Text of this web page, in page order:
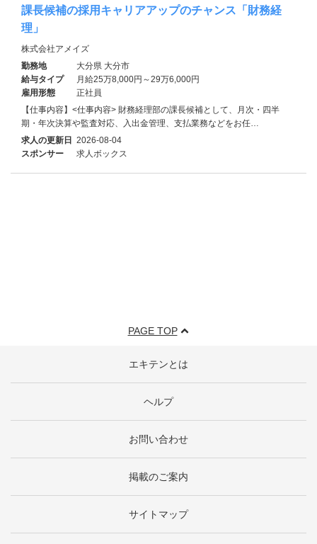
課長候補の採用キャリアアップのチャンス「財務経
理」
株式会社アメイズ
勤務地
大分県 大分市
給与タイプ
月給25万8,000円～29万6,000円
雇用形態
正社員
【仕事内容】<仕事内容> 財務経理部の課長候補として、月次・四半
期・年次決算や監査対応、入出金管理、支払業務などをお任…
求人の更新日 2026-08-04
スポンサー
求人ボックス
PAGE TOP
エキテンとは
ヘルプ
お問い合わせ
掲載のご案内
サイトマップ